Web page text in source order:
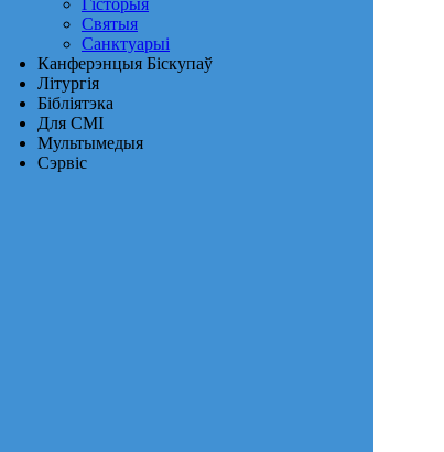
Гісторыя
Святыя
Санктуарыі
Канферэнцыя Біскупаў
Літургія
Бібліятэка
Для СМІ
Мультымедыя
Сэрвіс